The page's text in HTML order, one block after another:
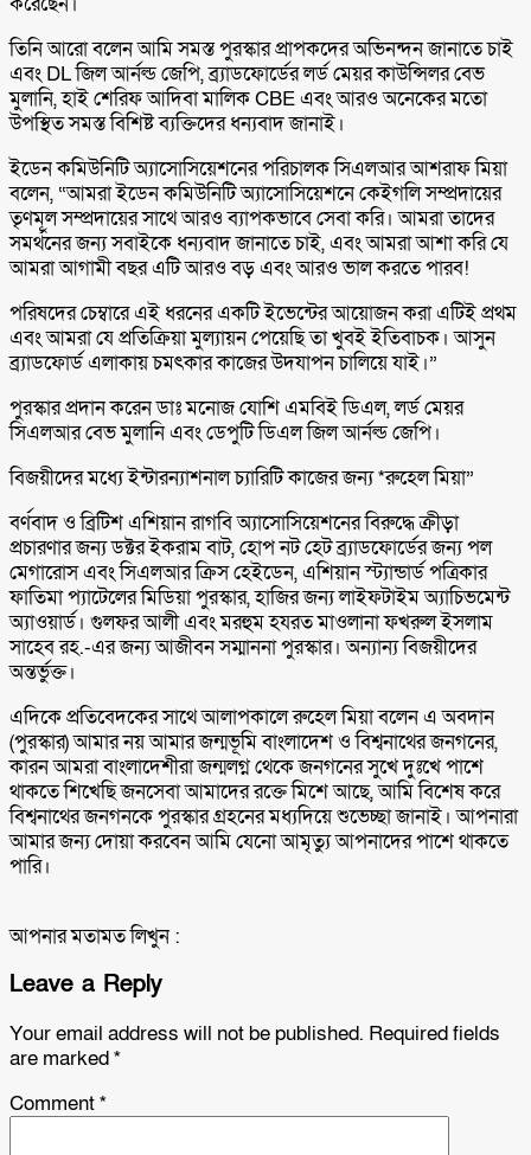
তিনি আরো বলেন আমি সমস্ত পুরস্কার প্রাপকদের অভিনন্দন জানাতে চাই
এবং DL জিল আর্নল্ড জেপি, ব্র্যাডফোর্ডের লর্ড মেয়র কাউন্সিলর বেভ
মুলানি, হাই শেরিফ আদিবা মালিক CBE এবং আরও অনেকের মতো
উপস্থিত সমস্ত বিশিষ্ট ব্যক্তিদের ধন্যবাদ জানাই।
ইডেন কমিউনিটি অ্যাসোসিয়েশনের পরিচালক সিএলআর আশরাফ মিয়া
বলেন, “আমরা ইডেন কমিউনিটি অ্যাসোসিয়েশনে কেইগলি সম্প্রদায়ের
তৃণমূল সম্প্রদায়ের সাথে আরও ব্যাপকভাবে সেবা করি। আমরা তাদের
সমর্থনের জন্য সবাইকে ধন্যবাদ জানাতে চাই, এবং আমরা আশা করি যে
আমরা আগামী বছর এটি আরও বড় এবং আরও ভাল করতে পারব!
পরিষদের চেম্বারে এই ধরনের একটি ইভেন্টের আয়োজন করা এটিই প্রথম
এবং আমরা যে প্রতিক্রিয়া মুল্যায়ন পেয়েছি তা খুবই ইতিবাচক। আসুন
ব্র্যাডফোর্ড এলাকায় চমৎকার কাজের উদযাপন চালিয়ে যাই।”
পুরস্কার প্রদান করেন ডাঃ মনোজ যোশি এমবিই ডিএল, লর্ড মেয়র
সিএলআর বেভ মুলানি এবং ডেপুটি ডিএল জিল আর্নল্ড জেপি।
বিজয়ীদের মধ্যে ইন্টারন্যাশনাল চ্যারিটি কাজের জন্য *রুহেল মিয়া”
বর্ণবাদ ও ব্রিটিশ এশিয়ান রাগবি অ্যাসোসিয়েশনের বিরুদ্ধে ক্রীড়া
প্রচারণার জন্য ডক্টর ইকরাম বাট, হোপ নট হেট ব্র্যাডফোর্ডের জন্য পল
মেগারোস এবং সিএলআর ক্রিস হেইডেন, এশিয়ান স্ট্যান্ডার্ড পত্রিকার
ফাতিমা প্যাটেলের মিডিয়া পুরস্কার, হাজির জন্য লাইফটাইম অ্যাচিভমেন্ট
অ্যাওয়ার্ড। গুলফর আলী এবং মরহুম হযরত মাওলানা ফখরুল ইসলাম
সাহেব রহ.-এর জন্য আজীবন সম্মাননা পুরস্কার। অন্যান্য বিজয়ীদের
অন্তর্ভুক্ত।
এদিকে প্রতিবেদকের সাথে আলাপকালে রুহেল মিয়া বলেন এ অবদান
(পুরস্কার) আমার নয় আমার জন্মভূমি বাংলাদেশ ও বিশ্বনাথের জনগনের,
কারন আমরা বাংলাদেশীরা জন্মলগ্ন থেকে জনগনের সুখে দুঃখে পাশে
থাকতে শিখেছি জনসেবা আমাদের রক্তে মিশে আছে, আমি বিশেষ করে
বিশ্বনাথের জনগনকে পুরস্কার গ্রহনের মধ্যদিয়ে শুভেচ্ছা জানাই। আপনারা
আমার জন্য দোয়া করবেন আমি যেনো আমৃত্যু আপনাদের পাশে থাকতে
পারি।
আপনার মতামত লিখুন :
Leave a Reply
Your email address will not be published. Required fields
are marked*
Comment*